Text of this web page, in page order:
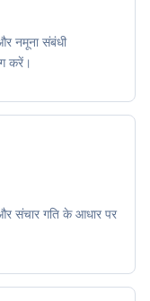
नमूना संबंधी
करें।
संचार गति के आधार पर